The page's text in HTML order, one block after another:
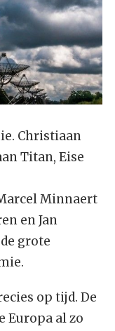
Christiaan
Titan, Eise
Minnaert
en Jan
grote
op tijd. De
al zo